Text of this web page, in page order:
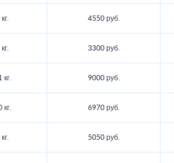
4550 руб.
3300 руб.
кг. 9000 руб.
кг. 6970 руб.
5050 руб.